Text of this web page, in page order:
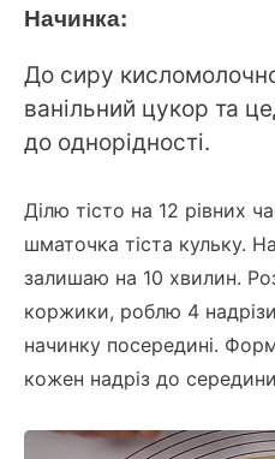
Начинка:
До сиру
ванільний цукор та
до однорідності.
Ділю тісто на 12 рівних
шматочка тіста кульку. Н
залишаю на 10 хвилин.
коржики, роблю 4
начинку посередині.
кожен надріз до